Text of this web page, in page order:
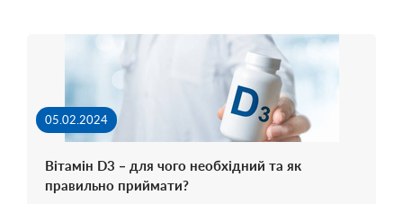
05.02.2024
Вітамін D3 – для чого необхідний та як
правильно приймати?